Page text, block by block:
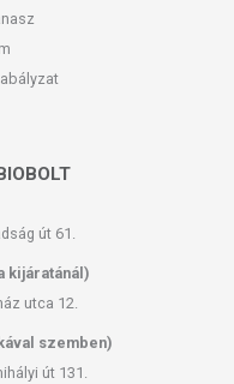
út 61.
kijáratánál)
utca 12.
szemben)
út 131.